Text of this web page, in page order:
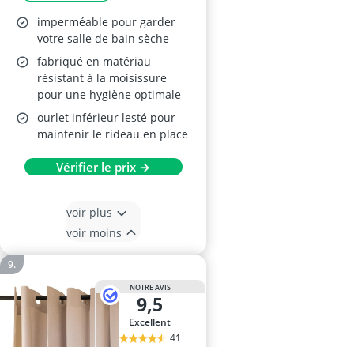
imperméable pour garder
votre salle de bain sèche
fabriqué en matériau
résistant à la moisissure
pour une hygiène optimale
ourlet inférieur lesté pour
maintenir le rideau en place
Vérifier le prix →
voir plus
voir moins
NOTRE AVIS
9,5
Excellent
41